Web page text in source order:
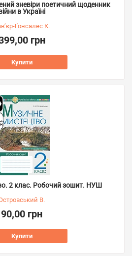
зневіри поетичний щоденник
в Україні
Ґонсалес К.
грн
Купити
2 клас. Робочий зошит. НУШ
В.
90,00 грн
Купити